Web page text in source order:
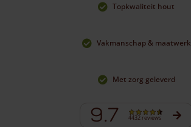
Topkwaliteit hout
Vakmanschap & maatwerk
Met zorg geleverd
9.7 4432 reviews